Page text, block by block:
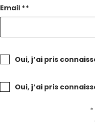
Email **
Oui, j’ai pris
Oui, j’ai pris